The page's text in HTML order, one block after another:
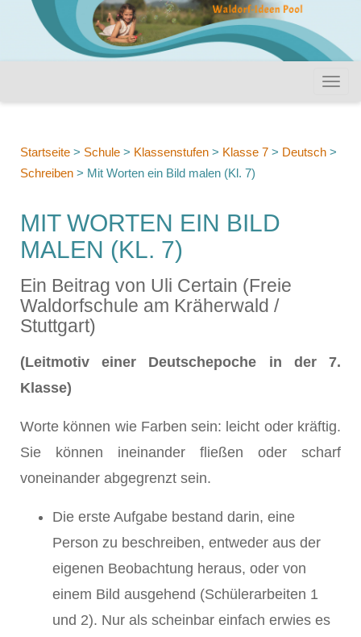
Startseite > Schule > Klassenstufen > Klasse 7 > Deutsch >
Schreiben > Mit Worten ein Bild malen (Kl. 7)
MIT WORTEN EIN BILD
MALEN (KL. 7)
Ein Beitrag von Uli Certain (Freie
Waldorfschule am Kräherwald /
Stuttgart)
(Leitmotiv einer Deutschepoche in der 7.
Klasse)
Worte können wie Farben sein: leicht oder kräftig.
Sie können ineinander fließen oder scharf
voneinander abgegrenzt sein.
Die erste Aufgabe bestand darin, eine
Person zu beschreiben, entweder aus der
eigenen Beobachtung heraus, oder von
einem Bild ausgehend (Schülerarbeiten 1
und 2). Nur als scheinbar einfach erwies es